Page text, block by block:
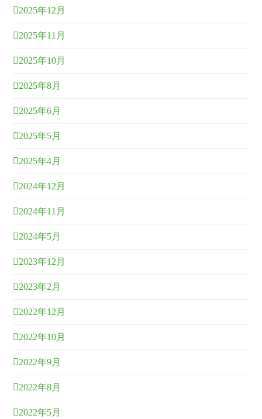
2025年12月
2025年11月
2025年10月
2025年8月
2025年6月
2025年5月
2025年4月
2024年12月
2024年11月
2024年5月
2023年12月
2023年2月
2022年12月
2022年10月
2022年9月
2022年8月
2022年5月